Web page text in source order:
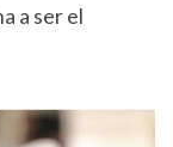
a ser el